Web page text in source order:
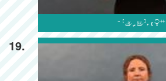

19.